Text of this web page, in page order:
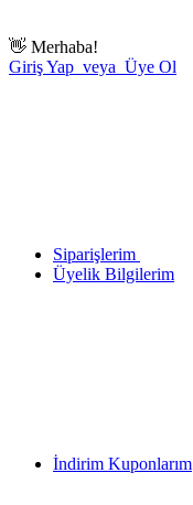
👋 Merhaba!
Giriş Yap veya Üye Ol
Siparişlerim
Üyelik Bilgilerim
İndirim Kuponlarım